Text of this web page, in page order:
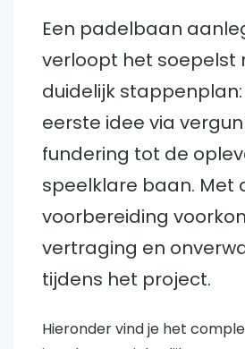
Een padelbaan
verloopt het soepelst
duidelijk
eerste idee via
fundering tot de
speelklare baan. Met
voorbereiding
vertraging en
tijdens het project.
Hieronder vind je het